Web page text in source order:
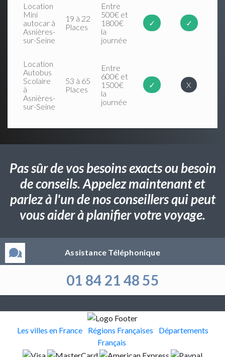
Location
Mini
autocar à
Asnières-
sur-Seine
19 à 22
Places
Entre
500€ et
1800€
la
journée
✓ ✓
Location
Autobus
Scolaire
à
Asnières-
sur-Seine
53 à 65
Places
Entre
600€ et
1500€
la
journée
✓ X
Pas sûr de vos besoins exacts ou besoin
de conseils. Appelez maintenant et
parlez à l'un de nos conseillers qui peut
vous aider à planifier votre voyage.
Assistance Téléphonique
01 84 21 48 55
Les villes en France Régions Françaises
Départements
Français